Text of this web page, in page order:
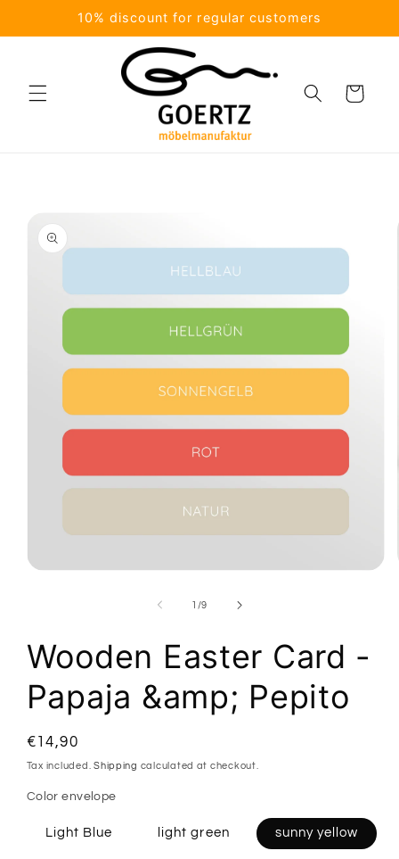
10% discount for regular customers
Cart
product
information
1 /of
9
Wooden Easter Card -
Papaja &amp; Pepito
Regular
price
€14,90
Tax included.Shipping calculated at checkout.
Color envelope
Light Blue light green sunny yellow